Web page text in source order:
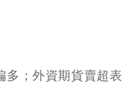
多；外資期貨賣超表